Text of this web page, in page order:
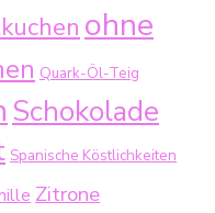
ohne
Quark-Öl-Teig
Schokolade
Spanische Köstlichkeiten
Zitrone